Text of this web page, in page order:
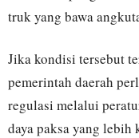
truk yang bawa
Jika kondisi tersebut
pemerintah daerah
regulasi melalui
daya paksa yang lebih